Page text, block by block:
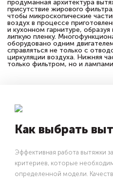
продуманная архитектура
присутствие жирового
чтобы микроскопические
воздух в процессе
и кухонном гарнитуре,
липкую пленку.
оборудовано одним
справляться не только с
циркуляции воздуха. Нижняя
только фильтром, но и
Как выбрать
Эффективная работа вытяжки
критериев, которые
определенной модели.